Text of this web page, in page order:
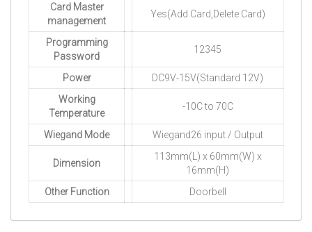
Card Master
management
Yes(Add Card,Delete Card)
Programming
Password
12345
Power
DC9V-15V(Standard 12V)
Working
Temperature
-10C to 70C
Wiegand Mode Wiegand26 input / Output
Dimension
113mm(L) x 60mm(W) x
16mm(H)
Other Function
Doorbell